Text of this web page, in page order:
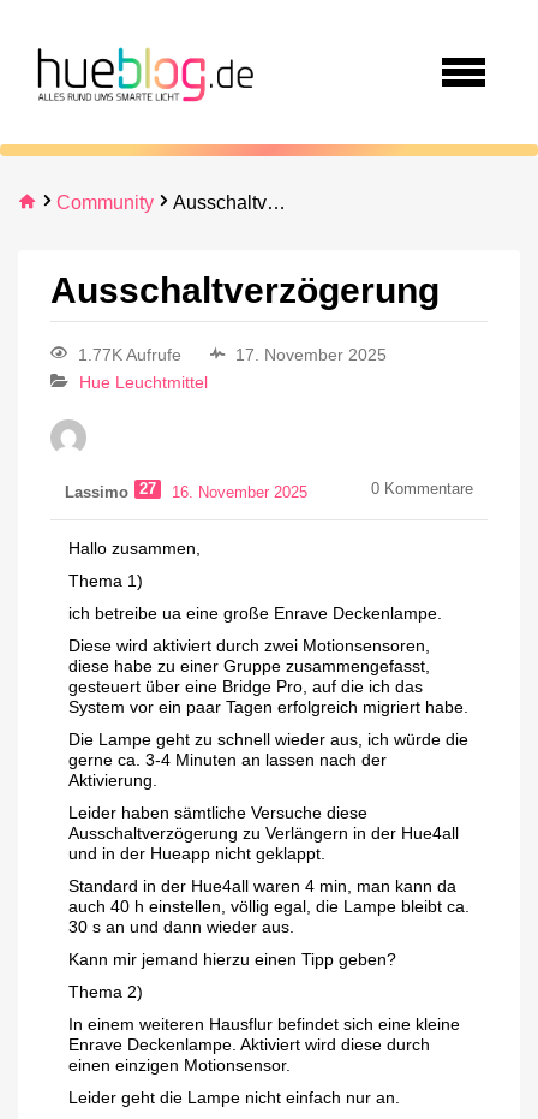
Community Ausschaltverzögerung
Ausschaltverzögerung
1.77K Aufrufe
17. November 2025
Hue Leuchtmittel
Lassimo 27 16. November 2025 0 Kommentare
Hallo zusammen,
Thema 1)
ich betreibe ua eine große Enrave Deckenlampe.
Diese wird aktiviert durch zwei Motionsensoren,
diese habe zu einer Gruppe zusammengefasst,
gesteuert über eine Bridge Pro, auf die ich das
System vor ein paar Tagen erfolgreich migriert habe.
Die Lampe geht zu schnell wieder aus, ich würde die
gerne ca. 3-4 Minuten an lassen nach der
Aktivierung.
Leider haben sämtliche Versuche diese
Ausschaltverzögerung zu Verlängern in der Hue4all
und in der Hueapp nicht geklappt.
Standard in der Hue4all waren 4 min, man kann da
auch 40 h einstellen, völlig egal, die Lampe bleibt ca.
30 s an und dann wieder aus.
Kann mir jemand hierzu einen Tipp geben?
Thema 2)
In einem weiteren Hausflur befindet sich eine kleine
Enrave Deckenlampe. Aktiviert wird diese durch
einen einzigen Motionsensor.
Leider geht die Lampe nicht einfach nur an.